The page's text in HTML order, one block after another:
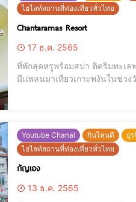
ไฮไลท์สถานที่ท่องเที่ยวทั่วไทย
Chantaramas Resort
17 ธ.ค. 2565
ที่พักสุดหรูพร้อมสปา ติดริมทะเลพร้อมอ่างกุชชี่ภ
มีเเพลนมาเที่ยวเกาะพงันในช่วงวันหยุดยาวนี้กันครับ ที่นี่ Chantaramas Resort เป็
Youtube Chanal กินไหนดี ธุ
ไฮไลท์สถานที่ท่องเที่ยวทั่วไทย
กัญเอง
13 ธ.ค. 2565